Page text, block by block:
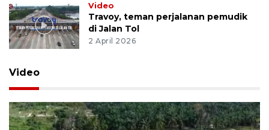
Video
Travoy, teman perjalanan pemudik
di Jalan Tol
2 April 2026
Video